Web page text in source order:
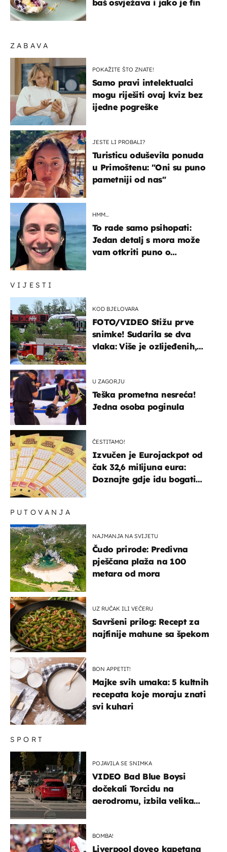
VIJESTI
KOD BJELOVARA
FOTO/VIDEO Stižu prve
snimke! Sudarila se dva
vlaka: Više je ozlijeđenih,
U ZAGORJU
Teška prometna nesreća!
Jedna osoba poginula
ČESTITAMO!
Izvučen je Eurojackpot od
čak 32,6 milijuna eura:
Doznajte gdje idu bogati
ZABAVA
POKAŽITE ŠTO ZNATE!
Samo pravi intelektualci
mogu riješiti ovaj kviz bez
ijedne pogreške
JESTE LI PROBALI?
Turisticu oduševila ponuda
u Primoštenu: "Oni su puno
pametniji od nas"
HMM…
To rade samo psihopati:
Jedan detalj s mora može
vam otkriti puno o
SPORT
POJAVILA SE SNIMKA
VIDEO Bad Blue Boysi
dočekali Torcidu na
aerodromu, izbila velika
BOMBA!
Liverpool doveo kapetana
PUTOVANJA
NAJMANJA NA SVIJETU
Čudo prirode: Predivna
pješčana plaža na 100
metara od mora
UZ RUČAK ILI VEČERU
Savršeni prilog: Recept za
najfinije mahune sa špekom
BON APPETIT!
Majke svih umaka: 5 kultnih
recepata koje moraju znati
svi kuhari
baš osvježava i jako je fin